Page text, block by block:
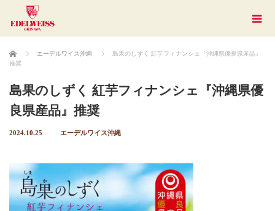
ホーム エーデルワイス沖縄
島果のしずく 紅芋フィナンシェ『沖縄県優良県産品』
推奨
島果のしずく 紅芋フィナンシェ『沖縄県優
良県産品』推奨
2024.10.25 エーデルワイス沖縄